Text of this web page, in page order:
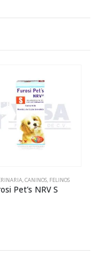
,CANINOS, FELINOS
Pet’s NRV S